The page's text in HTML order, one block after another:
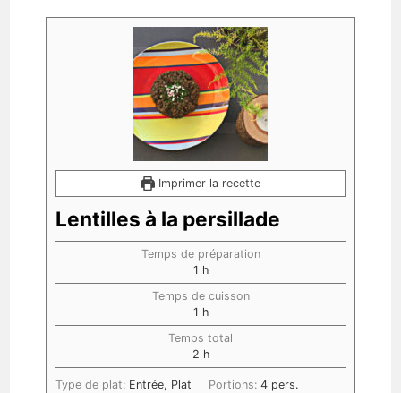
Imprimer la recette
Lentilles à la persillade
Temps de préparation
1 h
Temps de cuisson
1 h
Temps total
2 h
Type de plat: Entrée, Plat Portions:4 pers.